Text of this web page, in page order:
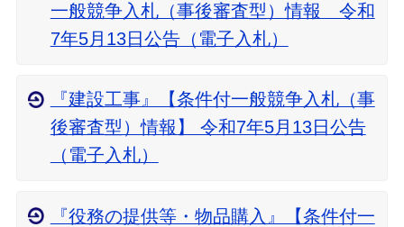
一般競争入札（事後審査型）情報 令和
7年5月13日公告（電子入札）
『建設工事』【条件付一般競争入札（事
後審査型）情報】 令和7年5月13日公告
（電子入札）
『役務の提供等・物品購入』【条件付一